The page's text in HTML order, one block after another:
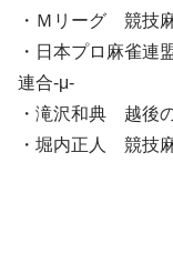
・Ｍリーグ 競技
・日本プロ麻雀
連合-μ-
・滝沢和典 越後
・堀内正人 競技